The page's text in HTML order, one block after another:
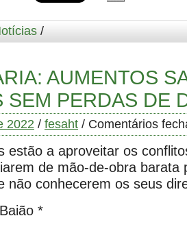
/
AUMENTOS
SEM PERDAS DE
2022 / fesaht / Comentários
estão a aproveitar os
de mão-de-obra barata
não conhecerem os seus
*